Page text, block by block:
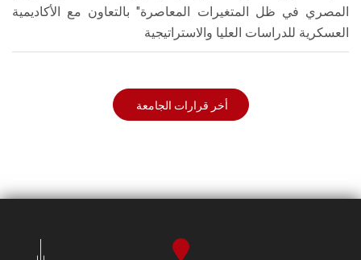
المصري في ظل المتغيرات المعاصرة" بالتعاون مع الأكاديمية
العسكرية للدراسات العليا والاستراتيجية
أخر قرارات الجامعة